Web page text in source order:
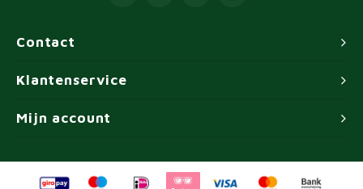
Contact
Klantenservice
Mijn account